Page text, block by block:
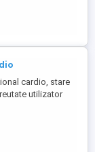
cardio, stare
utilizator